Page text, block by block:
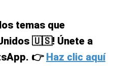
temas que
🇺🇸! Únete a
👉 Haz clic aquí